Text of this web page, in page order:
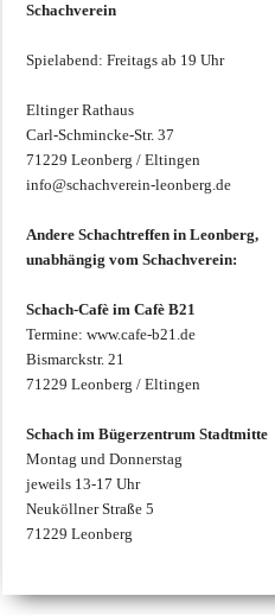
Schachverein
Spielabend: Freitags ab 19 Uhr
Eltinger Rathaus
Carl-Schmincke-Str. 37
71229 Leonberg / Eltingen
info@schachverein-leonberg.de
Andere Schachtreffen in Leonberg,
unabhängig vom Schachverein:
Schach-Cafè im Cafè B21
Termine: www.cafe-b21.de
Bismarckstr. 21
71229 Leonberg / Eltingen
Schach im Bügerzentrum Stadtmitte
Montag und Donnerstag
jeweils 13-17 Uhr
Neuköllner Straße 5
71229 Leonberg